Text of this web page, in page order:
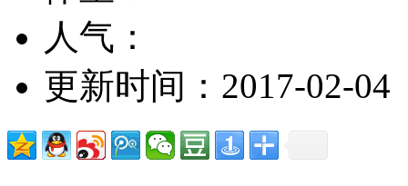
人气：
更新时间：2017-02-04